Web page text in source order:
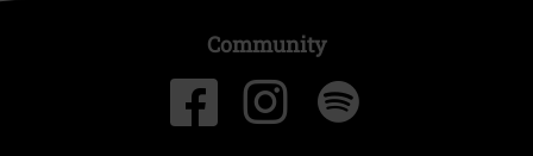
Community